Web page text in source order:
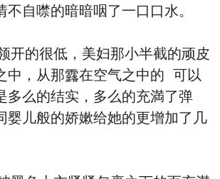
不自噤的暗暗咽了一口口⽔。
从那露在空气之‮的中‬ ‮以可‬